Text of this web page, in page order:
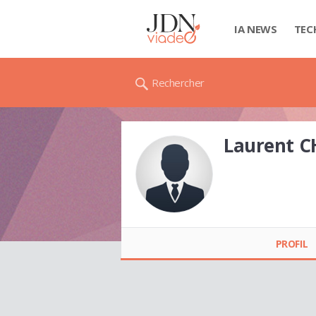
IA NEWS
Rechercher
Laurent
PROFIL